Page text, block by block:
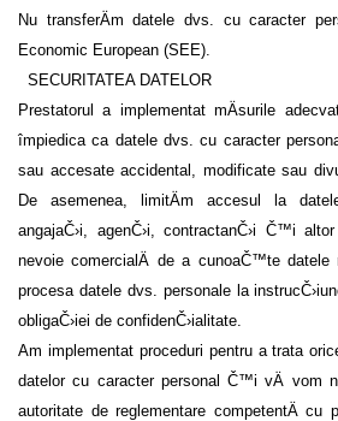
Nu transferÄm datele dvs. cu caracter
Economic European (S EE).
SECURITATEA DATELOR
Prestatorul a implementat mÄsurile
împiedica ca datele dvs. cu caracter
sau accesate accidental, modificate sau
De asemenea, limitÄm accesul la
angajaČ›i, agenČ›i, contractanČ›i Č™i
nevoie comercialÄ de a cunoaČ™te
procesa datele dvs. personale la
obligaČ›iei de confidenČ›ialitate.
Am implementat proceduri pentru a trata
datelor cu caracter personal Č™i vÄ vom
autoritate de reglementare competentÄ cu